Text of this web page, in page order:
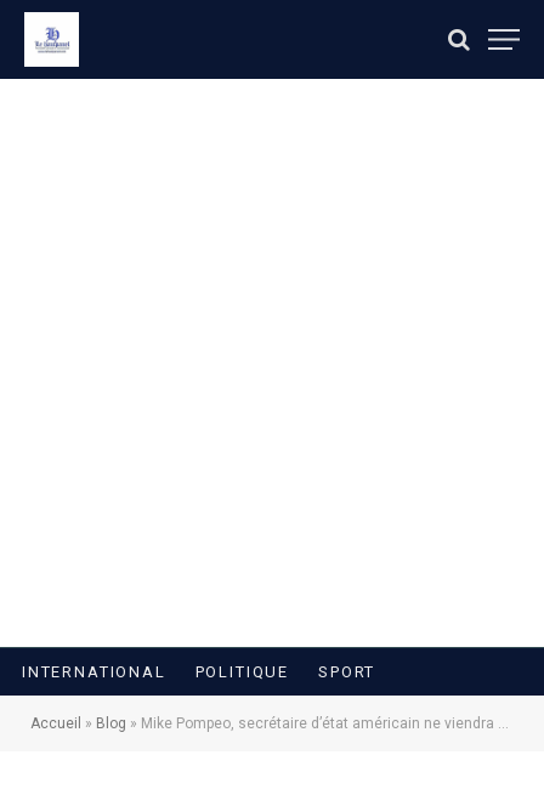
INTERNATIONAL POLITIQUE SPORT
Accueil » Blog » Mike Pompeo, secrétaire d’état américain ne viendra pas en RDC